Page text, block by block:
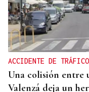
ACCIDENTE DE TRÁFICO
Una colisión entre
Valenzá deja un